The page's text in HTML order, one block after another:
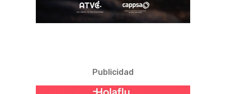
Publicidad